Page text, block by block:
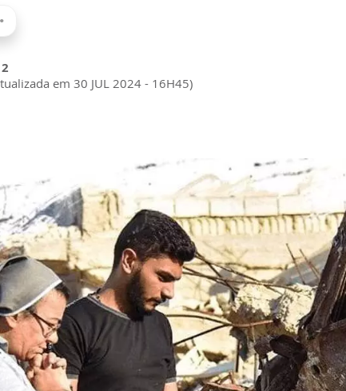
em 30 JUL 2024 - 16H45)